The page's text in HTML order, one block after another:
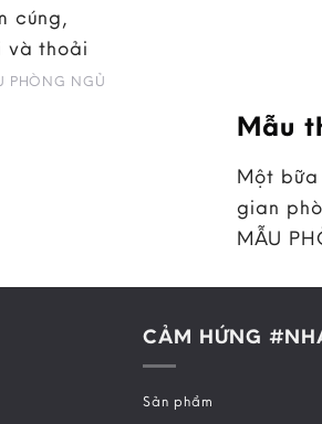
cúng,
và thoải
PHÒNG NGỦ
Mẫu
Một
gian
MẪU
CẢM HỨNG
Sản phẩm